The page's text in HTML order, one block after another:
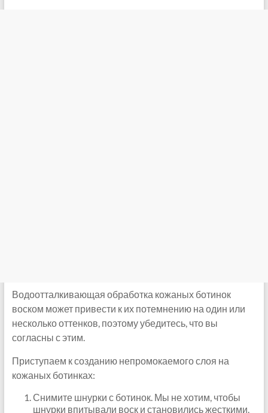
Водоотталкивающая обработка кожаных ботинок
воском может привести к их потемнению на один или
несколько оттенков, поэтому убедитесь, что вы
согласны с этим.
Приступаем к созданию непромокаемого слоя на
кожаных ботинках:
Снимите шнурки с ботинок. Мы не хотим, чтобы
шнурки впитывали воск и становились жесткими.